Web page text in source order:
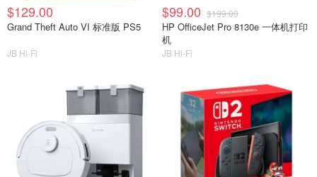
$129.00
Grand Theft Auto VI 标准版 PS5
JB Hi-Fi
$99.00 $199.00
HP OfficeJet Pro 8130e 一体机打印
机
JB Hi-Fi